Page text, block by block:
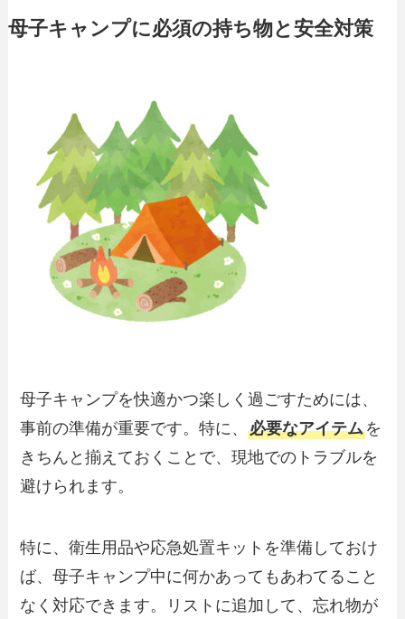
母子キャンプに必須の持ち物と安全対策
母子キャンプを快適かつ楽しく過ごすためには、
事前の準備が重要です。特に、必要なアイテムを
きちんと揃えておくことで、現地でのトラブルを
避けられます。
特に、衛生用品や応急処置キットを準備しておけ
ば、母子キャンプ中に何かあってもあわてること
なく対応できます。リストに追加して、忘れ物が